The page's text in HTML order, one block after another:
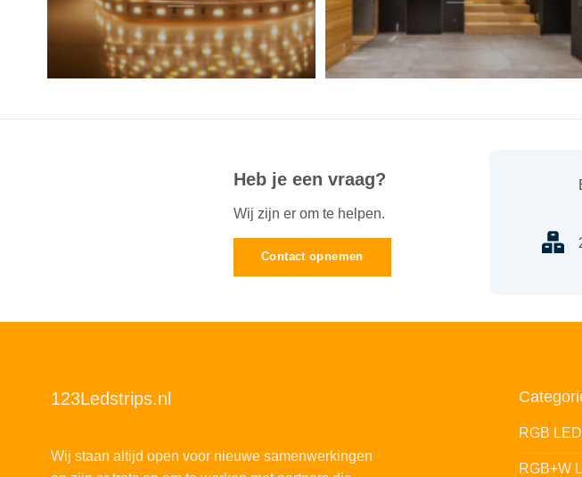
Heb je een vraag?
Wij zijn er om te helpen.
Contact opnemen
123Ledstrips.nl
Wij staan altijd open voor nieuwe samenwerkingen
RGB
RGB+W